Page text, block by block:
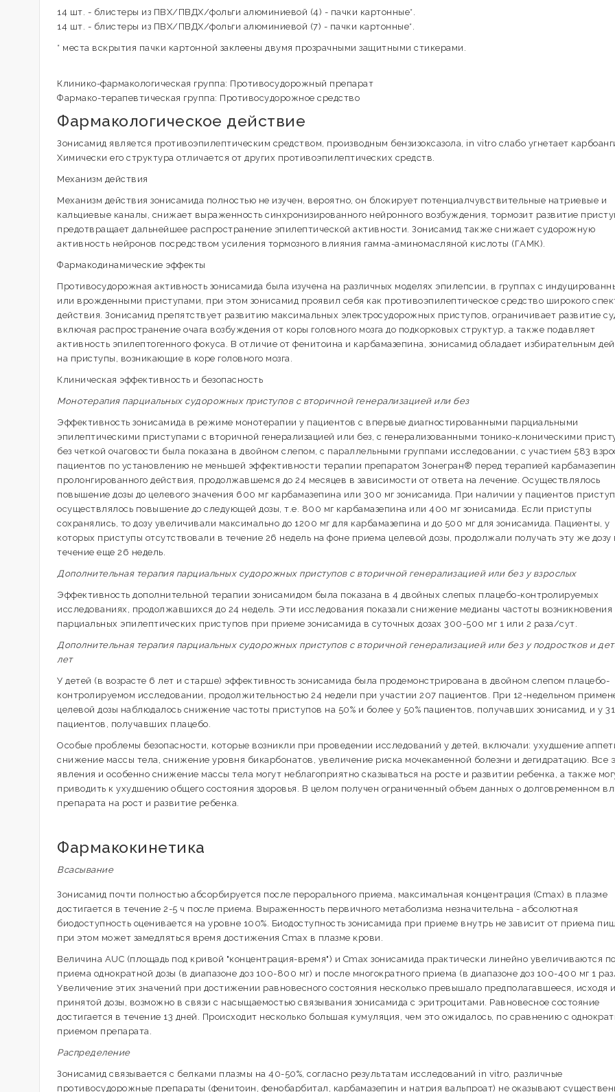
14 шт. - блистеры из ПВХ/ПВДХ/фольги алюминиевой (4) - пачки картонные*.
14 шт. - блистеры из ПВХ/ПВДХ/фольги алюминиевой (7) - пачки картонные*.
* места вскрытия пачки картонной заклеены двумя прозрачными защитными стикерами.
Клинико-фармакологическая группа: Противосудорожный препарат
Фармако-терапевтическая группа: Противосудорожное средство
Фармакологическое действие
Зонисамид является противоэпилептическим средством, производным бензизоксазола, in vitro слабо угнетает
Химически его структура отличается от других противоэпилептических средств.
Механизм действия
Механизм действия зонисамида полностью не изучен, вероятно, он блокирует потенциалчувствительные натриевые и
кальциевые каналы, снижает выраженность синхронизированного нейронного возбуждения, тормозит развитие
предотвращает дальнейшее распространение эпилептической активности. Зонисамид также снижает судорожную
активность нейронов посредством усиления тормозного влияния гамма-аминомасляной кислоты (ГАМК).
Фармакодинамические эффекты
Противосудорожная активность зонисамида была изучена на различных моделях эпилепсии, в группах с
или врожденными приступами, при этом зонисамид проявил себя как противоэпилептическое средство широкого
действия. Зонисамид препятствует развитию максимальных электросудорожных приступов, ограничивает развитие
включая распространение очага возбуждения от коры головного мозга до подкорковых структур, а также подавляет
активность эпилептогенного фокуса. В отличие от фенитоина и карбамазепина, зонисамид обладает избирательным
на приступы, возникающие в коре головного мозга.
Клиническая эффективность и безопасность
Монотерапия парциальных судорожных приступов с вторичной генерализацией или без
Эффективность зонисамида в режиме монотерапии у пациентов с впервые диагностированными парциальными
эпилептическими приступами с вторичной генерализацией или без, с генерализованными тонико-клоническими
без четкой очаговости была показана в двойном слепом, с параллельными группами исследовании, с участием 583
пациентов по установлению не меньшей эффективности терапии препаратом Зонегран® перед терапией
пролонгированного действия, продолжавшемся до 24 месяцев в зависимости от ответа на лечение. Осуществлялось
повышение дозы до целевого значения 600 мг карбамазепина или 300 мг зонисамида. При наличии у пациентов
осуществлялось повышение до следующей дозы, т.е. 800 мг карбамазепина или 400 мг зонисамида. Если приступы
сохранялись, то дозу увеличивали максимально до 1200 мг для карбамазепина и до 500 мг для зонисамида. Пациенты, у
которых приступы отсутствовали в течение 26 недель на фоне приема целевой дозы, продолжали получать эту же дозу
течение еще 26 недель.
Дополнительная терапия парциальных судорожных приступов с вторичной генерализацией или без у взрослых
Эффективность дополнительной терапии зонисамидом была показана в 4 двойных слепых плацебо-контролируемых
исследованиях, продолжавшихся до 24 недель. Эти исследования показали снижение медианы частоты возникновения
парциальных эпилептических приступов при приеме зонисамида в суточных дозах 300-500 мг 1 или 2 раза/сут.
Дополнительная терапия парциальных судорожных приступов с вторичной генерализацией или без у подростков и
лет
У детей (в возрасте 6 лет и старше) эффективность зонисамида была продемонстрирована в двойном слепом плацебо-
контролируемом исследовании, продолжительностью 24 недели при участии 207 пациентов. При 12-недельном
целевой дозы наблюдалось снижение частоты приступов на 50% и более у 50% пациентов, получавших зонисамид, и у
пациентов, получавших плацебо.
Особые проблемы безопасности, которые возникли при проведении исследований у детей, включали: ухудшение
снижение массы тела, снижение уровня бикарбонатов, увеличение риска мочекаменной болезни и дегидратацию. Все
явления и особенно снижение массы тела могут неблагоприятно сказываться на росте и развитии ребенка, а также
приводить к ухудшению общего состояния здоровья. В целом получен ограниченный объем данных о долговременном
препарата на рост и развитие ребенка.
Фармакокинетика
Всасывание
Зонисамид почти полностью абсорбируется после перорального приема, максимальная концентрация (Cmax) в плазме
достигается в течение 2-5 ч после приема. Выраженность первичного метаболизма незначительна - абсолютная
биодоступность оценивается на уровне 100%. Биодоступность зонисамида при приеме внутрь не зависит от приема
при этом может замедляться время достижения Cmax в плазме крови.
Величина AUC (площадь под кривой "концентрация-время") и Cmax зонисамида практически линейно увеличиваются
приема однократной дозы (в диапазоне доз 100-800 мг) и после многократного приема (в диапазоне доз 100-400 мг 1
Увеличение этих значений при достижении равновесного состояния несколько превышало предполагавшееся, исходя
принятой дозы, возможно в связи с насыщаемостью связывания зонисамида с эритроцитами. Равновесное состояние
достигается в течение 13 дней. Происходит несколько большая кумуляция, чем это ожидалось, по сравнению с
приемом препарата.
Распределение
Зонисамид связывается с белками плазмы на 40-50%, согласно результатам исследований in vitro, различные
противосудорожные препараты (фенитоин, фенобарбитал, карбамазепин и натрия вальпроат) не оказывают